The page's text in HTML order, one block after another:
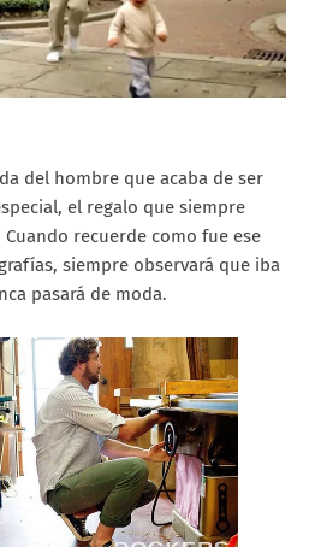
del hombre que acaba de ser
el regalo que siempre
recuerde como fue ese
siempre observará que iba
pasará de moda.